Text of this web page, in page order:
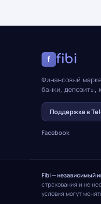
f fibi
Финансовый
банки, депозиты,
Поддержка в
Facebook
Fibi — независимый
страхования и не
условия могут